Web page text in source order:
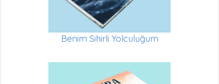
Benim Sihirli Yolculuğum